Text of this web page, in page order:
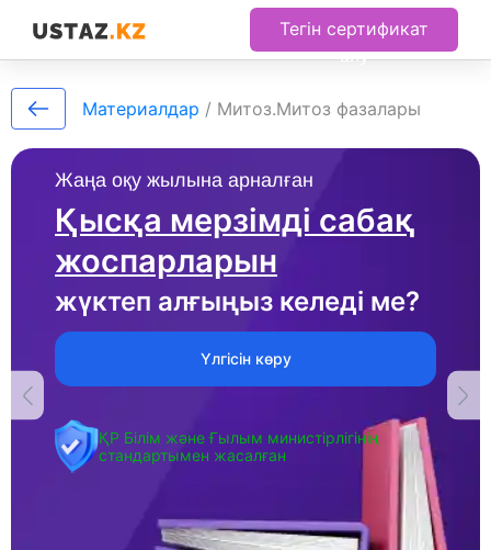
Тегін сертификат
алу
Жаңа оқу жылына арналған
Қысқа мерзімді сабақ
жоспарларын
жүктеп алғыңыз келеді ме?
Үлгісін көру
ҚР Білім және Ғылым министірлігінің
стандартымен жасалған
Материалдар / Митоз.Митоз фазалары